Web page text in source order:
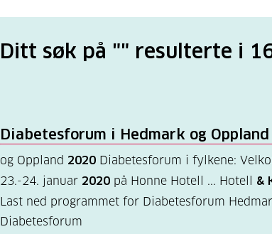
Ditt søk på "" resulterte i
Diabetesforum i Hedmark og Oppland
og Oppland 2020 Diabetesforum i fylkene:
23.-24. januar 2020 på Honne Hotell ... Hotell &
Last ned programmet for Diabetesforum
Diabetesforum